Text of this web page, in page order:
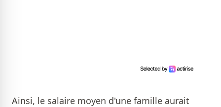
Ainsi, le salaire moyen d'une famille aurait